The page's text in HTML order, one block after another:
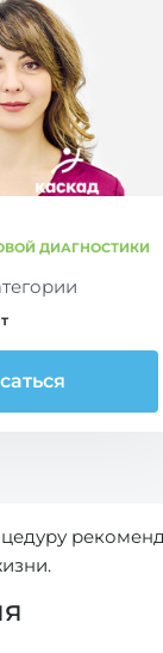
ДИАГНОСТИКИ